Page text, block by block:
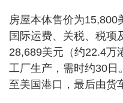
房屋本体售价为15,800
国际运费、关税、税项
28,689美元（约22.4万
工厂生产，需时约30日
至美国港口，最后由货